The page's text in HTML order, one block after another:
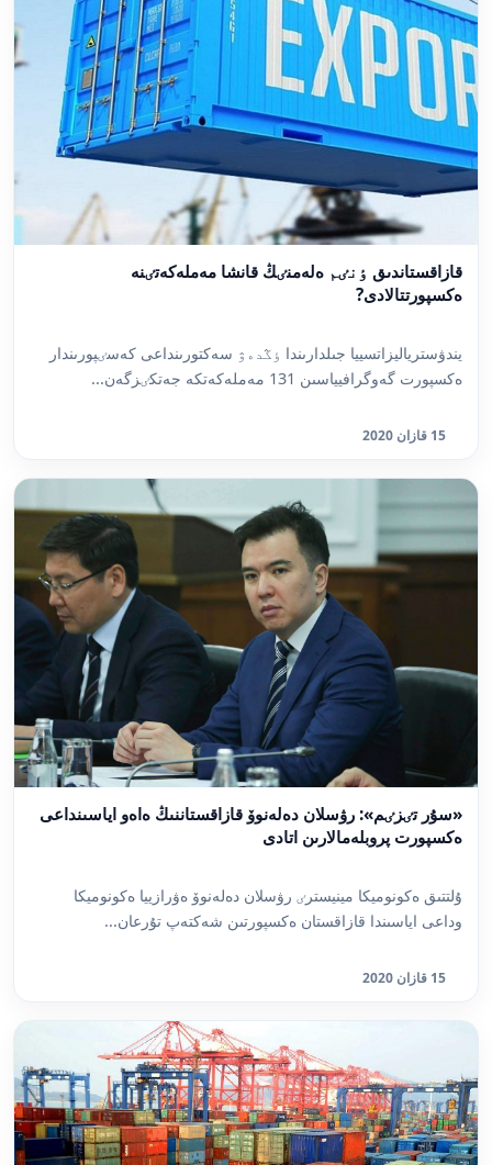
قازاقستاندىق ٶنٸم ەلەمنٸڭ قانشا مەملەكەتٸنە
ەكسپورتتالادى?
يندۋسترياليزاتسييا جىلدارىندا ٶڭدەۋ سەكتورىنداعى كەسٸپورىندار
ەكسپورت گەوگرافيياسىن 131 مەملەكەتكە جەتكٸزگەن...
15 قازان 2020
«سۇر تٸزٸم»: رۋسلان دەلەنوۆ قازاقستاننىڭ ەاەو اياسىنداعى
ەكسپورت پروبلەمالارىن اتادى
ۇلتتىق ەكونوميكا مينيسترٸ رۋسلان دەلەنوۆ ەۋرازييا ەكونوميكا
وداعى اياسىندا قازاقستان ەكسپورتىن شەكتەپ تۇرعان...
15 قازان 2020